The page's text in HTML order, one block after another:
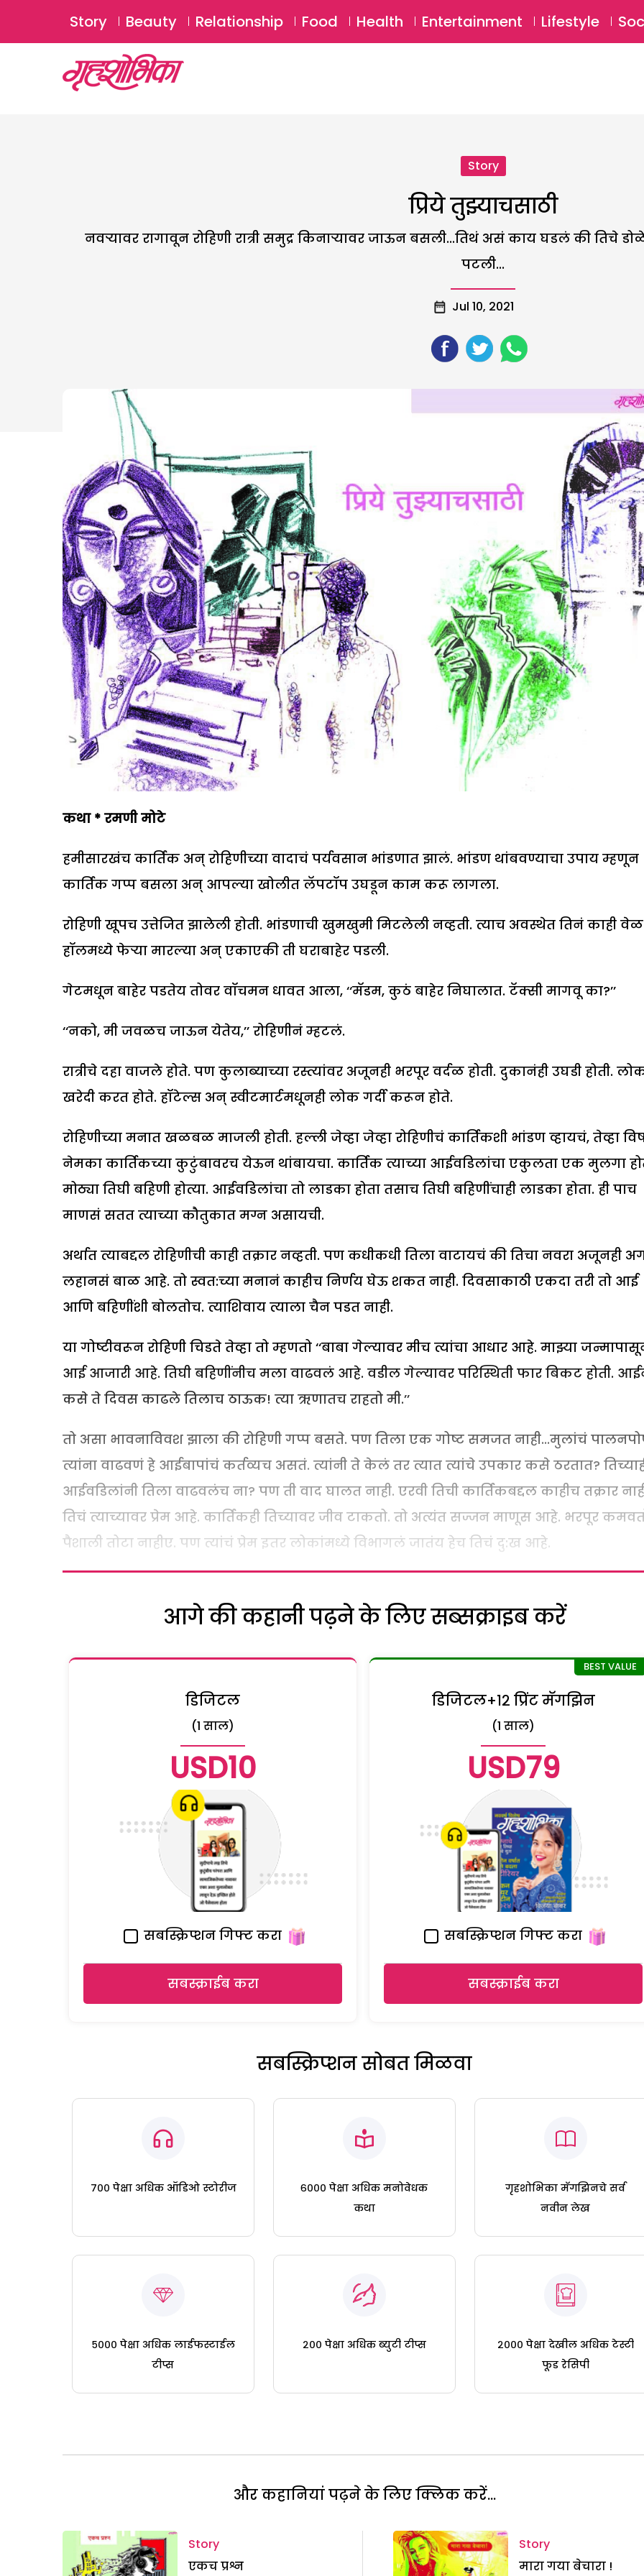
Story Beauty Relationship Food Health Entertainment Lifestyle
Story
प्रिये तुझ्याचसाठी
नवऱ्यावर रागावून रोहिणी रात्री समुद्र किनाऱ्यावर जाऊन बसली...तिथं असं काय घडलं की तिचे
पटली...
Jul 10, 2021
कथा * रमणी मोटे
हमीसारखंच कार्तिक अन् रोहिणीच्या वादाचं पर्यवसान भांडणात झालं. भांडण थांबवण्याचा उपाय म्हणून
कार्तिक गप्प बसला अन् आपल्या खोलीत लॅपटॉप उघडून काम करू लागला.
रोहिणी खूपच उत्तेजित झालेली होती. भांडणाची खुमखुमी मिटलेली नव्हती. त्याच अवस्थेत तिनं काही वेळ
हॉलमध्ये फेऱ्या मारल्या अन् एकाएकी ती घराबाहेर पडली.
गेटमधून बाहेर पडतेय तोवर वॉचमन धावत आला, ‘‘मॅडम, कुठं बाहेर निघालात. टॅक्सी मागवू का?’’
‘‘नको, मी जवळच जाऊन येतेय,’’ रोहिणीनं म्हटलं.
रात्रीचे दहा वाजले होते. पण कुलाब्याच्या रस्त्यांवर अजूनही भरपूर वर्दळ होती. दुकानंही उघडी होती.
खरेदी करत होते. हॉटेल्स अन् स्वीटमार्टमधूनही लोक गर्दी करून होते.
रोहिणीच्या मनात खळबळ माजली होती. हल्ली जेव्हा जेव्हा रोहिणीचं कार्तिकशी भांडण व्हायचं, तेव्हा
नेमका कार्तिकच्या कुटुंबावरच येऊन थांबायचा. कार्तिक त्याच्या आईवडिलांचा एकुलता एक मुलगा
मोठ्या तिघी बहिणी होत्या. आईवडिलांचा तो लाडका होता तसाच तिघी बहिणींचाही लाडका होता. ही पाच
माणसं सतत त्याच्या कौतुकात मग्न असायची.
अर्थात त्याबद्दल रोहिणीची काही तक्रार नव्हती. पण कधीकधी तिला वाटायचं की तिचा नवरा अजूनही
लहानसं बाळ आहे. तो स्वत:च्या मनानं काहीच निर्णय घेऊ शकत नाही. दिवसाकाठी एकदा तरी तो आई
आणि बहिणींशी बोलतोच. त्याशिवाय त्याला चैन पडत नाही.
या गोष्टीवरून रोहिणी चिडते तेव्हा तो म्हणतो ‘‘बाबा गेल्यावर मीच त्यांचा आधार आहे. माझ्या
आई आजारी आहे. तिघी बहिणींनीच मला वाढवलं आहे. वडील गेल्यावर परिस्थिती फार बिकट होती.
कसे ते दिवस काढले तिलाच ठाऊक! त्या ऋणातच राहतो मी.’’
तो असा भावनाविवश झाला की रोहिणी गप्प बसते. पण तिला एक गोष्ट समजत नाही...मुलांचं
त्यांना वाढवणं हे आईबापांचं कर्तव्यच असतं. त्यांनी ते केलं तर त्यात त्यांचे उपकार कसे ठरतात?
आईवडिलांनी तिला वाढवलंच ना? पण ती वाद घालत नाही. एरवी तिची कार्तिकबद्दल काहीच तक्रार
तिचं त्याच्यावर प्रेम आहे. कार्तिकही तिच्यावर जीव टाकतो. तो अत्यंत सज्जन माणूस आहे. भरपूर
पैशाली तोटा नाहीए. पण त्यांचं प्रेम इतर लोकांमध्ये विभागलं जातंय हेच तिचं दु:ख आहे.
आगे की कहानी पढ़ने के लिए सब्सक्राइब करें
डिजिटल
(1 साल)
USD10
सबस्क्रिप्शन गिफ्ट करा
सबस्क्राईब करा
डिजिटल+१२ प्रिंट मॅगझिन
(1 साल)
USD79
सबस्क्रिप्शन गिफ्ट करा
सबस्क्राईब करा
सबस्क्रिप्शन सोबत मिळवा
७०० पेक्षा अधिक ऑडिओ स्टोरीज
६००० पेक्षा अधिक मनोवेधक
कथा
गृहशोभिका मॅगझिनचे सर्व
नवीन लेख
५००० पेक्षा अधिक लाईफस्टाईल
टीप्स
२०० पेक्षा अधिक ब्युटी टीप्स
२००० पेक्षा देखील अधिक टेस्टी
फूड रेसिपी
और कहानियां पढ़ने के लिए क्लिक करें...
Story
एकच प्रश्न
Story
मारा गया बेचारा !